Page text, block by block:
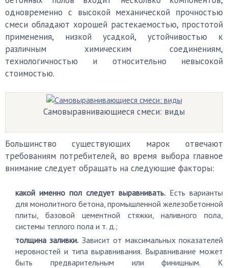
одновременно с высокой механической прочностью
смеси обладают хорошей растекаемостью, простотой
применения, низкой усадкой, устойчивостью к
различным химическим соединениям,
технологичностью и относительно невысокой
стоимостью.
Самовыравнивающиеся смеси: виды
Большинство существующих марок отвечают
требованиям потребителей, во время выбора главное
внимание следует обращать на следующие факторы:
какой именно пол следует выравнивать. Есть варианты
для монолитного бетона, промышленной железобетонной
плиты, базовой цементной стяжки, наливного пола,
системы теплого пола и т. д.;
толщина заливки. Зависит от максимальных показателей
неровностей и типа выравнивания. Выравнивание может
быть предварительным или финишным. К